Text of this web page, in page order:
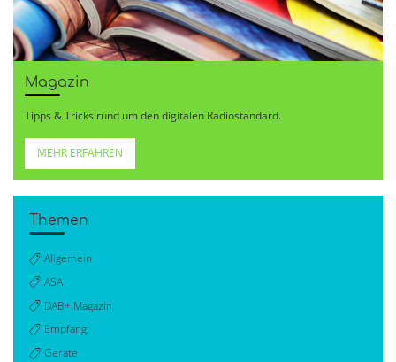
Magazin
Tipps & Tricks rund um den digitalen Radiostandard.
MEHR ERFAHREN
Themen
Allgemein
ASA
DAB+ Magazin
Empfang
Geräte